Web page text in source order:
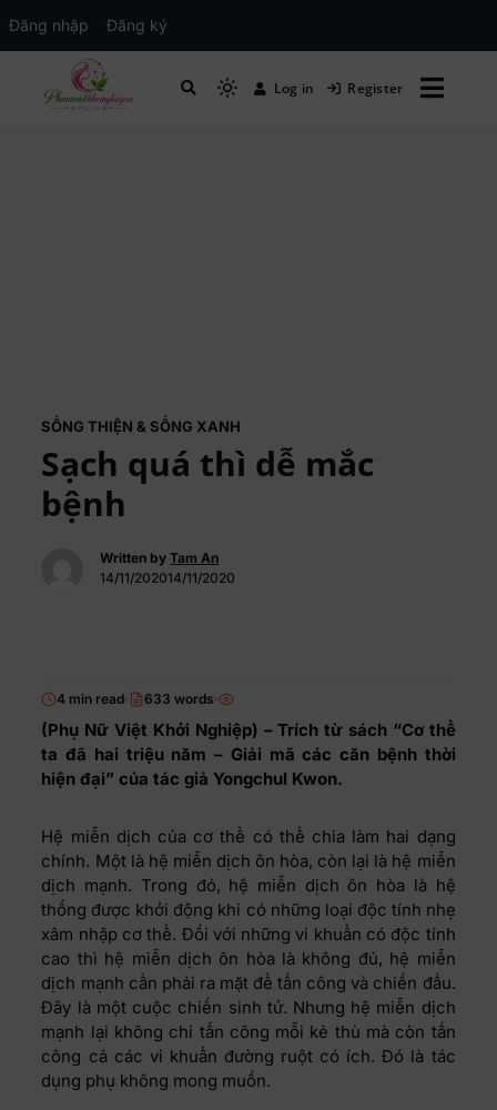
Mạng xã hội Kinh tế – Giáo dục – Hướng
Log in Register
SỐNG THIỆN & SỐNG XANH
Sạch quá thì dễ mắc
bệnh
Written byTam An
14/11/202014/11/2020
4 min read 633 words
(Phụ Nữ Việt Khởi Nghiệp) – Trích từ sách “Cơ thể
ta đã hai triệu năm – Giải mã các căn bệnh thời
hiện đại” của tác giả Yongchul Kwon.
Hệ miễn dịch của cơ thể có thể chia làm hai dạng
chính. Một là hệ miễn dịch ôn hòa, còn lại là hệ miễn
dịch mạnh. Trong đó, hệ miễn dịch ôn hòa là hệ
thống được khởi động khi có những loại độc tính nhẹ
xâm nhập cơ thể. Đối với những vi khuẩn có độc tính
cao thì hệ miễn dịch ôn hòa là không đủ, hệ miễn
dịch mạnh cần phải ra mặt để tấn công và chiến đấu.
Đây là một cuộc chiến sinh tử. Nhưng hệ miễn dịch
mạnh lại không chỉ tấn công mỗi kẻ thù mà còn tấn
công cả các vi khuẩn đường ruột có ích. Đó là tác
dụng phụ không mong muốn.
Đăng nhập Đăng ký